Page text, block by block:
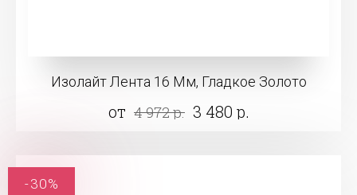
Изолайт Лента 16 Мм, Гладкое Золото
от 4 972 р. 3 480 р.
-30%